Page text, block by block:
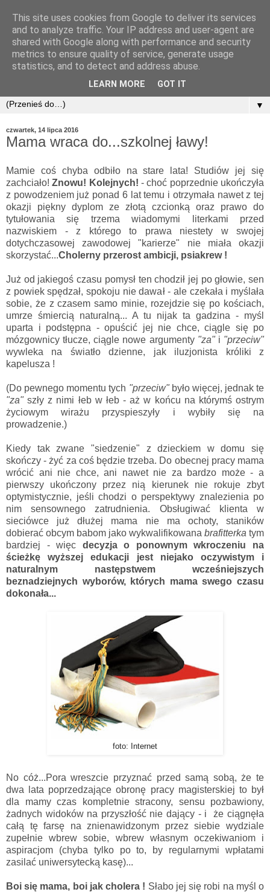
▼
czwartek, 14 lipca 2016
Mama wraca do...szkolnej ławy!
Mamie coś chyba odbiło na stare lata! Studiów jej się
zachciało!Znowu! Kolejnych! - choć poprzednie ukończyła
z powodzeniem już ponad 6 lat temu i otrzymała nawet z tej
okazji piękny dyplom ze złotą czcionką oraz prawo do
tytułowania się trzema wiadomymi literkami przed
nazwiskiem - z którego to prawa niestety w swojej
dotychczasowej zawodowej "karierze" nie miała okazji
skorzystać...Cholerny przerost ambicji, psiakrew !
Już od jakiegoś czasu pomysł ten chodził jej po głowie, sen
z powiek spędzał, spokoju nie dawał - ale czekała i myślała
sobie, że z czasem samo minie, rozejdzie się po kościach,
umrze śmiercią naturalną... A tu nijak ta gadzina - myśl
uparta i podstępna - opuścić jej nie chce, ciągle się po
mózgownicy tłucze, ciągle nowe argumenty "za"i "przeciw"
wywleka na światło dzienne, jak iluzjonista króliki z
kapelusza !
(Do pewnego momentu tych "przeciw"było więcej, jednak te
"za"szły z nimi łeb w łeb - aż w końcu na którymś ostrym
życiowym wirażu przyspieszyły i wybiły się na
prowadzenie.)
Kiedy tak zwane "siedzenie" z dzieckiem w domu się
skończy - żyć za coś będzie trzeba. Do obecnej pracy mama
wrócić ani nie chce, ani nawet nie za bardzo może - a
pierwszy ukończony przez nią kierunek nie rokuje zbyt
optymistycznie, jeśli chodzi o perspektywy znalezienia po
nim sensownego zatrudnienia. Obsługiwać klienta w
sieciówce już dłużej mama nie ma ochoty, staników
dobierać obcym babom jako wykwalifikowana brafitterka tym
bardziej - więc decyzja o ponownym wkroczeniu na
ścieżkę wyższej edukacji jest niejako oczywistym i
naturalnym następstwem wcześniejszych
beznadziejnych wyborów, których mama swego czasu
dokonała...
foto: Internet
No cóż...Pora wreszcie przyznać przed samą sobą, że te
dwa lata poprzedzające obronę pracy magisterskiej to był
dla mamy czas kompletnie stracony, sensu pozbawiony,
żadnych widoków na przyszłość nie dający - i że ciągnęła
całą tę farsę na znienawidzonym przez siebie wydziale
zupełnie wbrew sobie, wbrew własnym oczekiwaniom i
aspiracjom (chyba tylko po to, by regularnymi wpłatami
zasilać uniwersytecką kasę)...
Boi się mama, boi jak cholera ! Słabo jej się robi na myśl o
This site uses cookies from Google to deliver its services
and to analyze traffic. Your IP address and user-agent are
shared with Google along with performance and security
metrics to ensure quality of service, generate usage
statistics, and to detect and address abuse.
LEARN MORE GOT IT